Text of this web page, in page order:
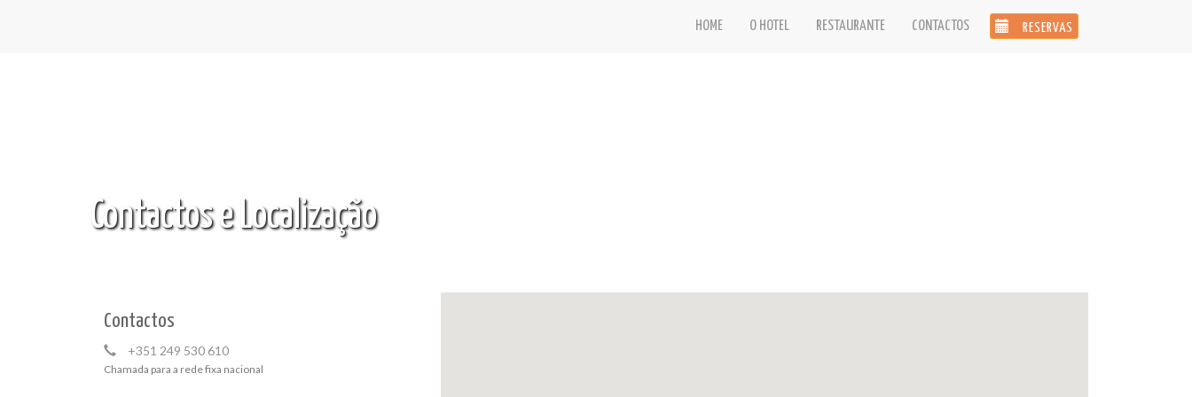
HOME O HOTEL RESTAURANTE CONTACTOS RESERVAS
Contactos e Localização
Contactos
+351 249 530 610
Chamada para a rede fixa nacional